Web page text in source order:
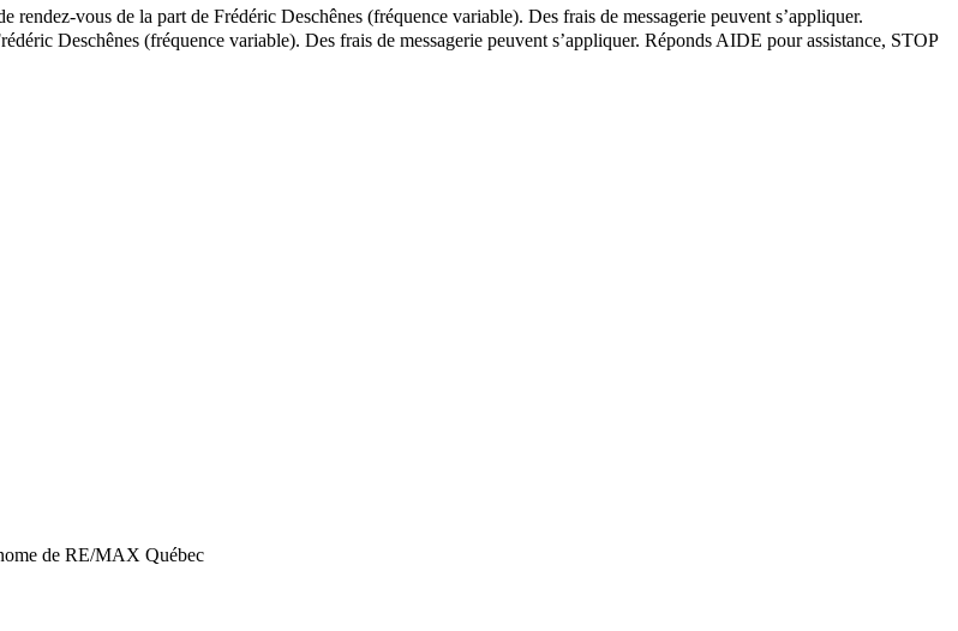
rendez-vous de la part de Frédéric Deschênes (fréquence variable). Des frais de messagerie peuvent s’appliquer.
Deschênes (fréquence variable). Des frais de messagerie peuvent s’appliquer. Réponds AIDE pour assistance, STOP
de RE/MAX Québec